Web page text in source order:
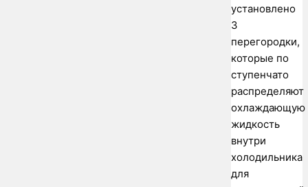
установлено
3
перегородки,
которые по
ступенчато
распределяют
охлаждающую
жидкость
внутри
холодильника
для